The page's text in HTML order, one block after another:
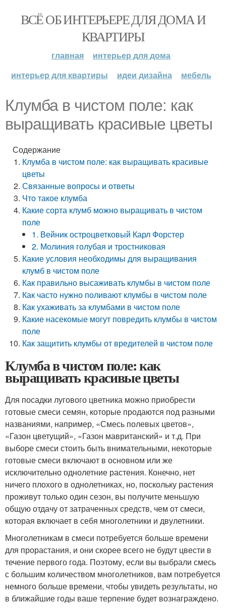
ВСЁ ОБ ИНТЕРЬЕРЕ ДЛЯ ДОМА И
КВАРТИРЫ
главная
интерьер для дома
интерьер для квартиры
идеи дизайна мебель
Клумба в чистом поле: как
выращивать красивые цветы
Содержание
Клумба в чистом поле: как выращивать красивые
цветы
Связанные вопросы и ответы
Что такое клумба
Какие сорта клумб можно выращивать в чистом
поле
1. Вейник остроцветковый Карл Форстер
2. Молиния голубая и тростниковая
Какие условия необходимы для выращивания
клумб в чистом поле
Как правильно высаживать клумбы в чистом поле
Как часто нужно поливают клумбы в чистом поле
Как ухаживать за клумбами в чистом поле
Какие насекомые могут повредить клумбы в чистом
поле
Как защитить клумбы от вредителей в чистом поле
Клумба в чистом поле: как
выращивать красивые цветы
Для посадки лугового цветника можно приобрести
готовые смеси семян, которые продаются под разными
названиями, например, «Смесь полевых цветов»,
«Газон цветущий», «Газон мавританский» и т.д. При
выборе смеси стоить быть внимательными, некоторые
готовые смеси включают в основном или же
исключительно однолетние растения. Конечно, нет
ничего плохого в однолетниках, но, поскольку растения
проживут только один сезон, вы получите меньшую
общую отдачу от затраченных средств, чем от смеси,
которая включает в себя многолетники и двулетники.
Многолетникам в смеси потребуется больше времени
для прорастания, и они скорее всего не будут цвести в
течение первого года. Поэтому, если вы выбрали смесь
с большим количеством многолетников, вам потребуется
немного больше времени, чтобы увидеть результаты, но
в ближайшие годы ваше терпение будет вознаграждено.